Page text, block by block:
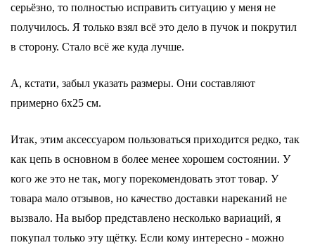
серьёзно, то полностью исправить ситуацию у меня не
получилось. Я только взял всё это дело в пучок и покрутил
в сторону. Стало всё же куда лучше.
А, кстати, забыл указать размеры. Они составляют
примерно 6х25 см.
Итак, этим аксессуаром пользоваться приходится редко, так
как цепь в основном в более менее хорошем состоянии. У
кого же это не так, могу порекомендовать этот товар. У
товара мало отзывов, но качество доставки нареканий не
вызвало. На выбор представлено несколько вариаций, я
покупал только эту щётку. Если кому интересно - можно